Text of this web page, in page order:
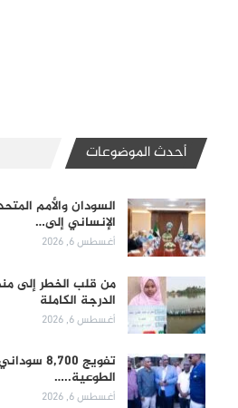
أحدث الموضوعات
السودان والأمم
الإنساني إلى…
أغسطس 6, 2026
من قلب الخطر إلى
الدرجة الكاملة
أغسطس 6, 2026
تفويج
الطوعية..…
أغسطس 6, 2026